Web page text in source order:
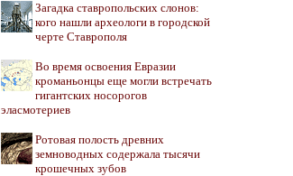
Загадка ставропольских слонов:
кого нашли археологи в городской
черте Ставрополя
Во время освоения Евразии
кроманьонцы еще могли встречать
гигантских носорогов
эласмотериев
Ротовая полость древних
земноводных содержала тысячи
крошечных зубов